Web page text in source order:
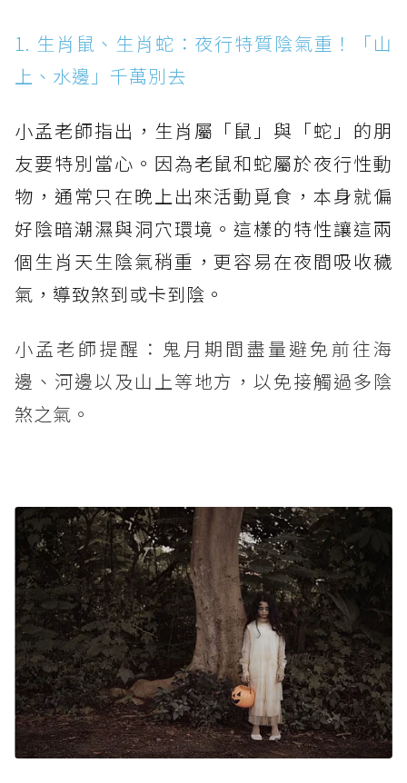
1. 生肖鼠、生肖蛇：夜行特質陰氣重！「山
上、水邊」千萬別去
小孟老師指出，生肖屬「鼠」與「蛇」的朋
友要特別當心。因為老鼠和蛇屬於夜行性動
物，通常只在晚上出來活動覓食，本身就偏
好陰暗潮濕與洞穴環境。這樣的特性讓這兩
個生肖天生陰氣稍重，更容易在夜間吸收穢
氣，導致煞到或卡到陰。
小孟老師提醒：鬼月期間盡量避免前往海
邊、河邊以及山上等地方，以免接觸過多陰
煞之氣。